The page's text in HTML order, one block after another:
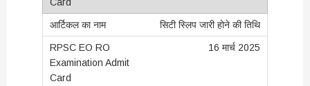
सिटी स्लिप जारी होने की तिथि
16 मार्च 2025